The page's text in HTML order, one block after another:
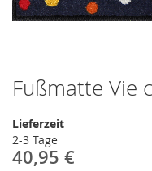
Fußmatte Vie
Lieferzeit
2-3 Tage
40,95 €
Zum
Anfang
der
Bildergalerie
springen